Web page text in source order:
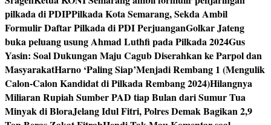
pilkada di PDIPPilkada Kota Semarang, Sekda Ambil
Formulir Daftar Pilkada di PDI PerjuanganGolkar Jateng
buka peluang usung Ahmad Luthfi pada Pilkada 2024Gus
Yasin: Soal Dukungan Maju Cagub Diserahkan ke Parpol dan
MasyarakatHarno ‘Paling Siap’Menjadi Rembang 1 (Mengulik
Calon-Calon Kandidat di Pilkada Rembang 2024)Hilangnya
Miliaran Rupiah Sumber PAD tiap Bulan dari Sumur Tua
Minyak di BloraJelang Idul Fitri, Polres Demak Bagikan 2,9